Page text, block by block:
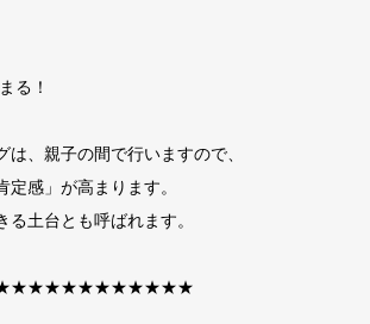
る！
は、親子の間で行いますので、
定感」が高まります。
る土台とも呼ばれます。